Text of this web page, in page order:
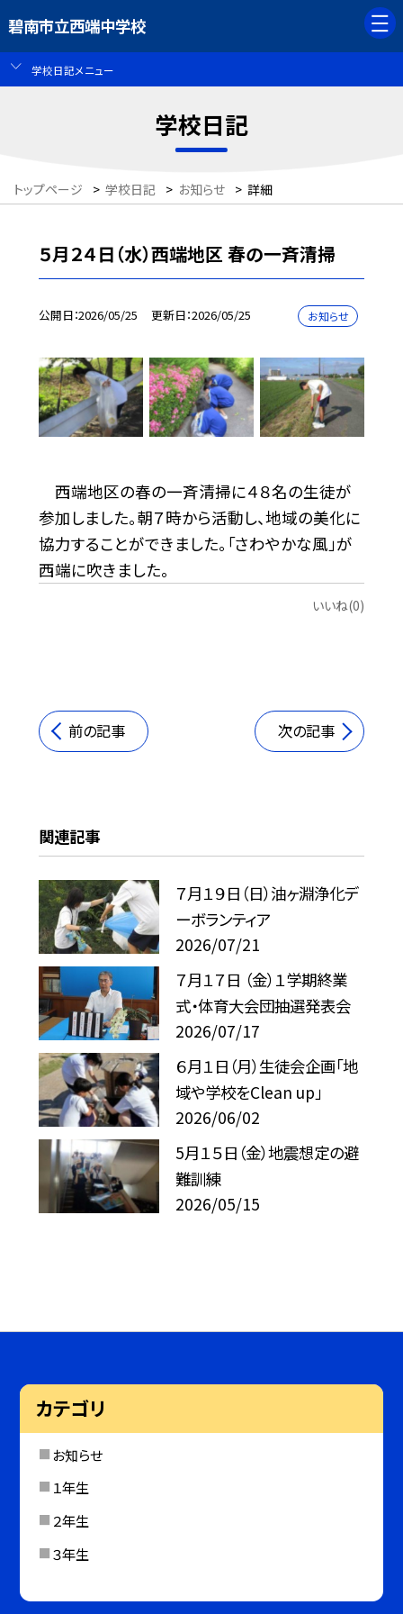
碧南市立西端中学校
学校日記メニュー
学校日記
トップページ > 学校日記 > お知らせ > 詳細
５月２４日（水）西端地区 春の一斉清掃
公開日 2026/05/25 更新日 2026/05/25 お知らせ
西端地区の春の一斉清掃に４８名の生徒が
参加しました。朝７時から活動し、地域の美化に
協力することができました。「さわやかな風」が
西端に吹きました。
いいね(0)
前の記事 次の記事
関連記事
７月１９日（日）油ヶ淵浄化デ
ーボランティア
2026/07/21
７月１７日 （金）１学期終業
式・体育大会団抽選発表会
2026/07/17
６月１日（月）生徒会企画「地
域や学校をClean up」
2026/06/02
5月１５日（金）地震想定の避
難訓練
2026/05/15
カテゴリ
お知らせ
１年生
２年生
３年生